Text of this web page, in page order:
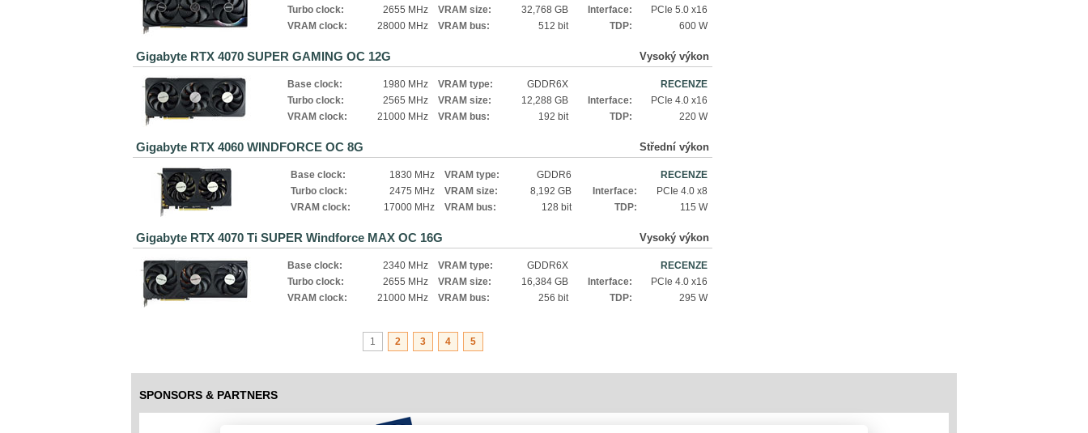
Turbo clock:
2655 MHz
VRAM clock:
28000 MHz
VRAM size:
32,768 GB
VRAM bus:
512 bit
Interface:
PCIe 5.0 x16
TDP:
600 W
Gigabyte RTX 4070 SUPER GAMING OC 12G Vysoký výkon
Base clock:
1980 MHz
Turbo clock:
2565 MHz
VRAM clock:
21000 MHz
VRAM type:
GDDR6X
VRAM size:
12,288 GB
VRAM bus:
192 bit
RECENZE
Interface:
PCIe 4.0 x16
TDP:
220 W
Gigabyte RTX 4060 WINDFORCE OC 8G Střední výkon
Base clock:
1830 MHz
Turbo clock:
2475 MHz
VRAM clock:
17000 MHz
VRAM type:
GDDR6
VRAM size:
8,192 GB
VRAM bus:
128 bit
RECENZE
Interface:
PCIe 4.0 x8
TDP:
115 W
Gigabyte RTX 4070 Ti SUPER Windforce MAX OC 16G Vysoký výkon
Base clock:
2340 MHz
Turbo clock:
2655 MHz
VRAM clock:
21000 MHz
VRAM type:
GDDR6X
VRAM size:
16,384 GB
VRAM bus:
256 bit
RECENZE
Interface:
PCIe 4.0 x16
TDP:
295 W
1 2 3 4 5
SPONSORS & PARTNERS